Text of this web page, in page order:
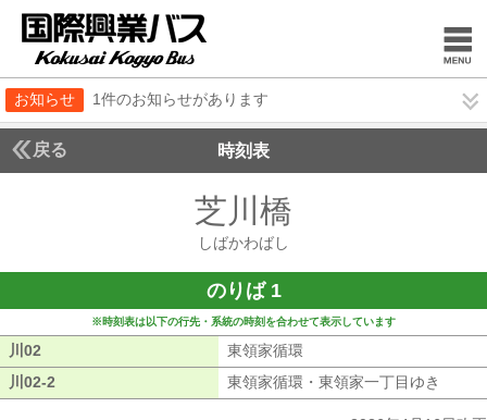
お知らせ 1件のお知らせがあります
戻る 時刻表
芝川橋
しばかわばし
のりば 1
※時刻表は以下の行先・系統の時刻を合わせて表示しています
川02 東領家循環
川02-2
東領家循環・東領家一丁目ゆき